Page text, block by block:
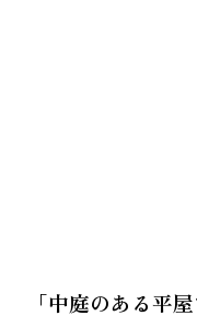
「中庭のある平